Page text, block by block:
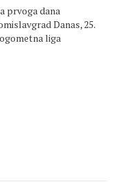
prvoga dana
Danas, 25.
liga